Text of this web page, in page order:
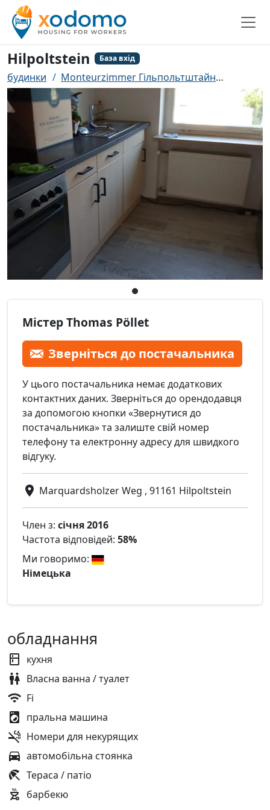
Hilpoltstein База вхід
будинки Monteurzimmer Гільпольтштайн
Містер Thomas Pöllet
Зверніться до постачальника
У цього постачальника немає додаткових
контактних даних. Зверніться до орендодавця
за допомогою кнопки «Звернутися до
постачальника» та залиште свій номер
телефону та електронну адресу для швидкого
відгуку.
Marquardsholzer Weg , 91161 Hilpoltstein
Член з: січня 2016
Частота відповідей: 58%
Ми говоримо:
Німецька
обладнання
кухня
Власна ванна / туалет
Fi
пральна машина
Номери для некурящих
автомобільна стоянка
Тераса / патіо
барбекю